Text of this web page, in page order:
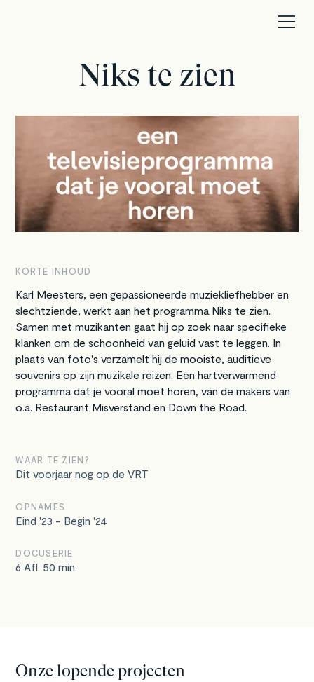
Niks te zien
KORTE INHOUD
Karl Meesters, een gepassioneerde muziekliefhebber en
slechtziende, werkt aan het programma Niks te zien.
Samen met muzikanten gaat hij op zoek naar specifieke
klanken om de schoonheid van geluid vast te leggen. In
plaats van foto's verzamelt hij de mooiste, auditieve
souvenirs op zijn muzikale reizen. Een hartverwarmend
programma dat je vooral moet horen, van de makers van
o.a. Restaurant Misverstand en Down the Road.
WAAR TE ZIEN?
Dit voorjaar nog op de VRT
OPNAMES
Eind '23 - Begin '24
DOCUSERIE
6 Afl. 50 min.
Onze lopende projecten